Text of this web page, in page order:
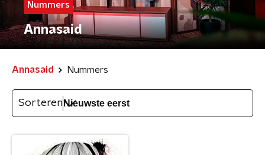
Nummers
Annasaid
Annasaid Nummers
Sorteren